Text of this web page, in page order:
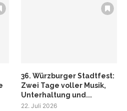
36. Würzburger Stadtfest:
Zwei Tage voller Musik,
Unterhaltung und...
22. Juli 2026